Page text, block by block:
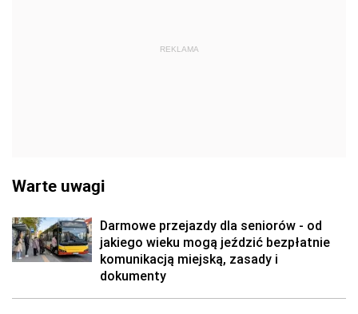
REKLAMA
Warte uwagi
Darmowe przejazdy dla seniorów - od
jakiego wieku mogą jeździć bezpłatnie
komunikacją miejską, zasady i
dokumenty